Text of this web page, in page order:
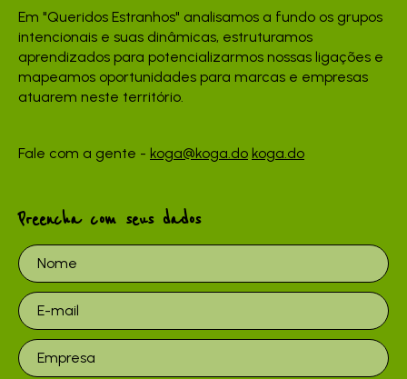
Em "Queridos Estranhos" analisamos a fundo os grupos
intencionais e suas dinâmicas, estruturamos
aprendizados para potencializarmos nossas ligações e
mapeamos oportunidades para marcas e empresas
atuarem neste território.
Fale com a gente - koga@koga.do koga.do
Preencha com seus dados